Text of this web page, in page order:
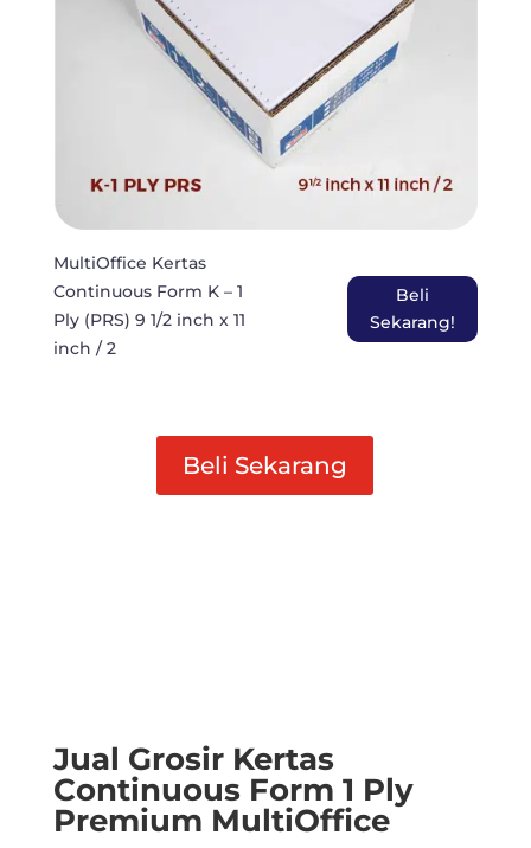
MultiOffice Kertas
Continuous Form K – 1
Ply (PRS) 9 1/2 inch x 11
inch / 2
Beli
Sekarang!
Beli Sekarang
Jual Grosir Kertas
Continuous Form 1 Ply
Premium MultiOffice